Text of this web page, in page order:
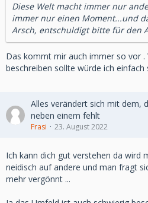
Diese Welt macht immer nur
immer nur einen Moment...und
Arsch, entschuldigt bitte für den
Das kommt mir auch immer so vor .
beschreiben sollte würde ich einfach
Alles verändert sich mit dem,
neben einem fehlt
Frasi 23. August 2022
Ich kann dich gut verstehen da wird
neidisch auf andere und man fragt
mehr vergönnt ...